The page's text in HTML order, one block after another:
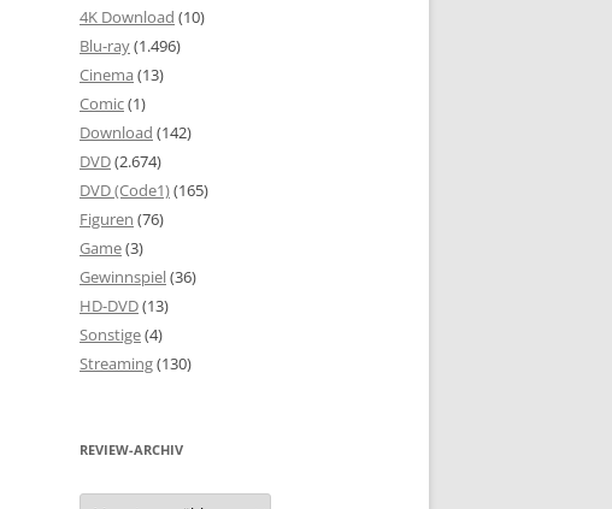
4K Download (10)
Blu-ray(1.496)
Cinema (13)
Comic(1)
Download (142)
DVD(2.674)
DVD (Code1)(165)
Figuren (76)
Game(3)
Gewinnspiel(36)
HD-DVD(13)
Sonstige(4)
Streaming(130)
REVIEW-ARCHIV
Review-